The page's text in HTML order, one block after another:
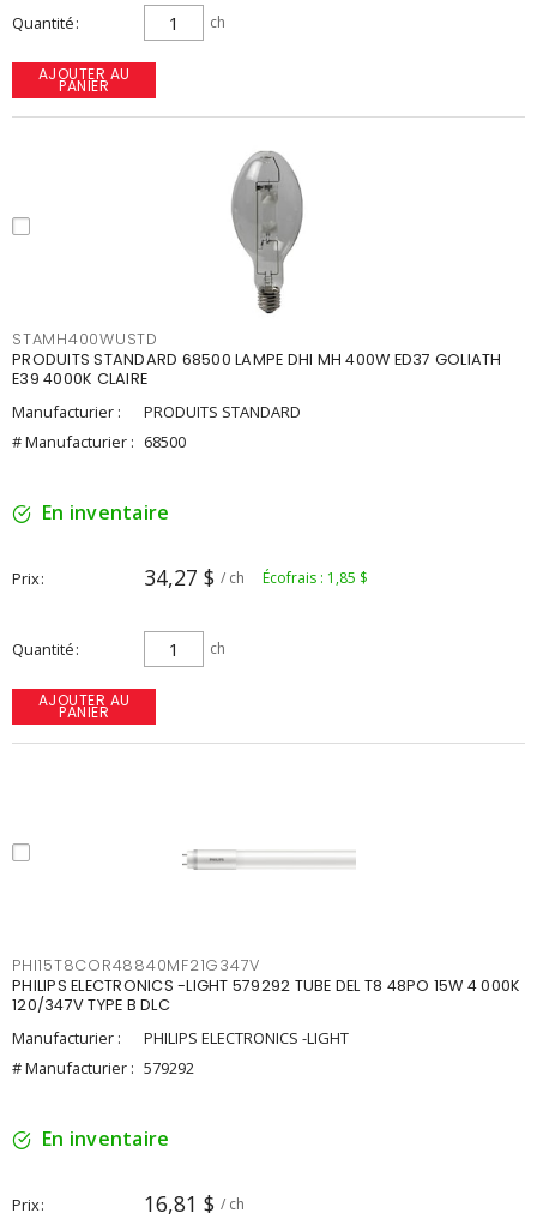
Quantité ch
AJOUTER AU
PANIER
STAMH400WUSTD
PRODUITS STANDARD 68500 LAMPE DHI MH 400W ED37 GOLIATH
E39 4000K CLAIRE
Manufacturier :
PRODUITS STANDARD
# Manufacturier : 68500
En inventaire
Prix 34,27 $ / ch Écofrais : 1,85 $
Quantité ch
AJOUTER AU
PANIER
PHI15T8COR48840MF21G347V
PHILIPS ELECTRONICS -LIGHT 579292 TUBE DEL T8 48PO 15W 4 000K
120/347V TYPE B DLC
Manufacturier :
PHILIPS ELECTRONICS -LIGHT
# Manufacturier : 579292
En inventaire
Prix 16,81 $ / ch